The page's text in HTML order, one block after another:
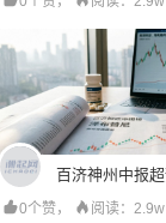
0个赞，
阅读：2.9w